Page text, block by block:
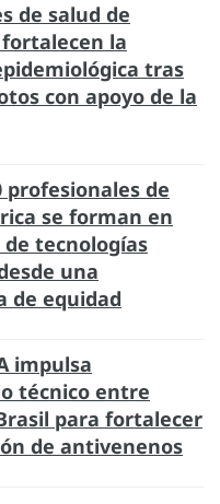
de salud de
la
tras
con apoyo de la
profesionales de
se forman en
tecnologías
una
de equidad
impulsa
técnico entre
para fortalecer
de antivenenos